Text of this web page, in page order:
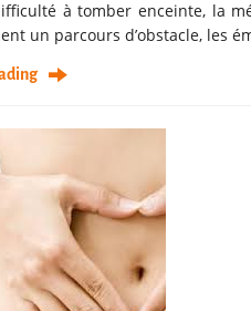
à tomber enceinte, la
un parcours d’obstacle, les